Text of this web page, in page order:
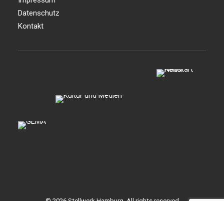
Datenschutz
Kontakt